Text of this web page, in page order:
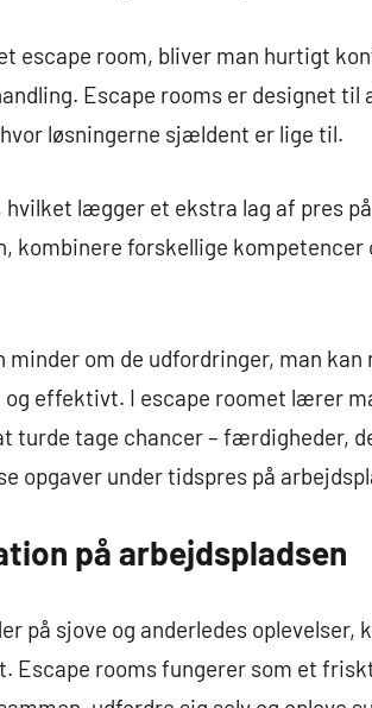
escape room, bliver man hurtigt
Escape rooms er designet til
løsningerne sjældent er lige til.
lægger et ekstra lag af pres
kombinere forskellige
minder om de udfordringer, man
effektivt. I escape roomet lærer
turde tage chancer – færdigheder,
opgaver under tidspres på
på arbejdspladsen
på sjove og anderledes
Escape rooms fungerer som et